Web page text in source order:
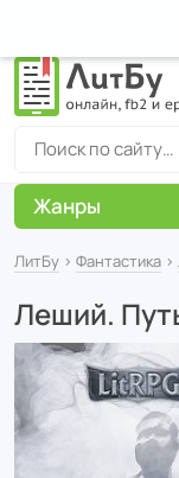
ЛитБу › Фантастика ›
Леший.
Жанры